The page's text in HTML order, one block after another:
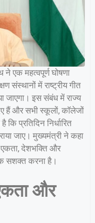
ने एक महत्वपूर्ण घोषणा
संस्थानों में राष्ट्रीय गीत
जाएगा। इस संबंध में राज्य
हैं और सभी स्कूलों, कॉलेजों
कि प्रतिदिन निर्धारित
जाए। मुख्यमंत्री ने कहा
एकता, देशभक्ति और
सशक्त करना है।
और